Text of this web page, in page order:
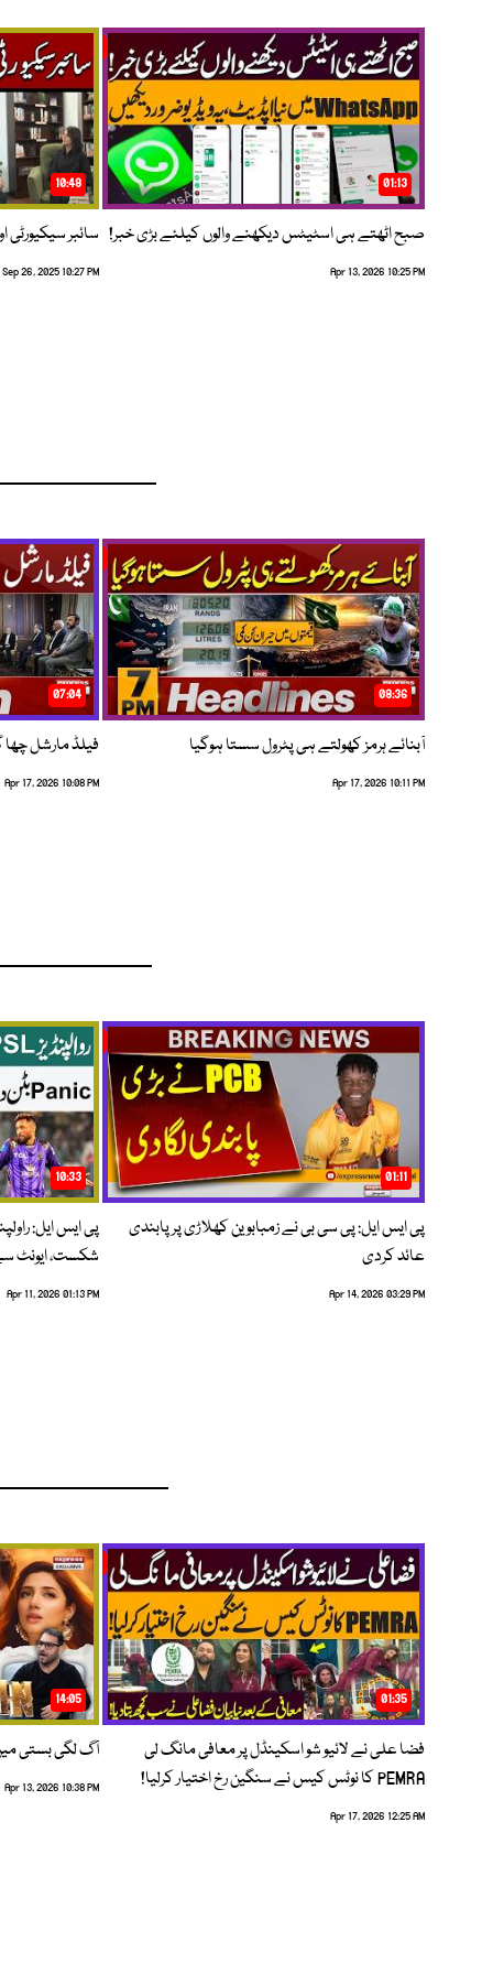
01:13
صبح اٹھتے ہی اسٹیٹس دیکھنے والوں کیلئے بڑی خبر!
Apr 13, 2026 10:25 PM
10:48
سائبر سیکیورٹی
Sep 26, 2025 10:27 PM
08:36
آبنائے ہرمز کھولتے ہی پٹرول سستا ہوگیا
Apr 17, 2026 10:11 PM
07:04
فیلڈ مارشل چھا
Apr 17, 2026 10:08 PM
01:11
پی ایس ایل: پی سی بی نے زمبابوین کھلاڑی پر پابندی
عائد کردی
Apr 14, 2026 03:29 PM
10:33
پی ایس ایل:
شکست، ایونٹ
Apr 11, 2026 01:13 PM
01:35
فضا علی نے لائیو شو اسکینڈل پر معافی مانگ لی
PEMRA کا نوٹس کیس نے سنگین رخ اختیار کرلیا!
Apr 17, 2026 12:25 AM
14:05
آگ لگی بستی
Apr 13, 2026 10:38 PM